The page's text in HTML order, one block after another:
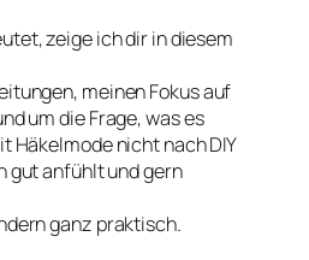
zeige ich dir in diesem
meinen Fokus auf
um die Frage, was es
Häkelmode nicht nach DIY
gut anfühlt und gern
ganz praktisch.